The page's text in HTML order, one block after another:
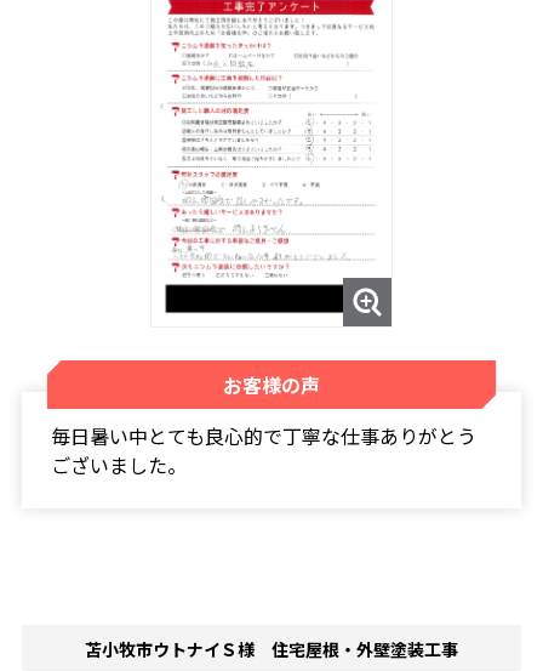
お客様の声
毎日暑い中とても良心的で丁寧な仕事ありがとう
ございました。
苫小牧市ウトナイＳ様 住宅屋根・外壁塗装工事